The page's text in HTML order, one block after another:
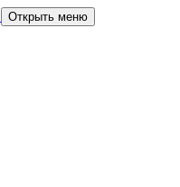
Открыть меню